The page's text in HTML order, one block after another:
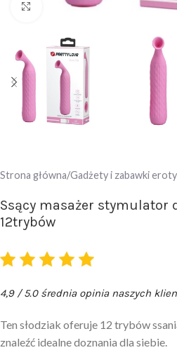
Click to enlarge
Strona główna Gadżety i zabawki
Ssący masażer stymulator
12trybów
4,9 / 5.0 średnia opinia naszych
Ten słodziak oferuje 12 trybów
znaleźć idealne doznania dla siebie.